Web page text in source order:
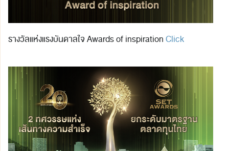
รางวัลแห่งแรงบันดาลใจ Awards of inspirationClick